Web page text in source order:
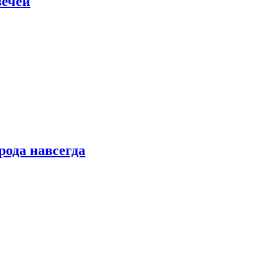
навсегда